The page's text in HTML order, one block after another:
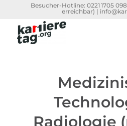
Besucher-Hotline:0221 1705
erreichbar) |
Radiologie